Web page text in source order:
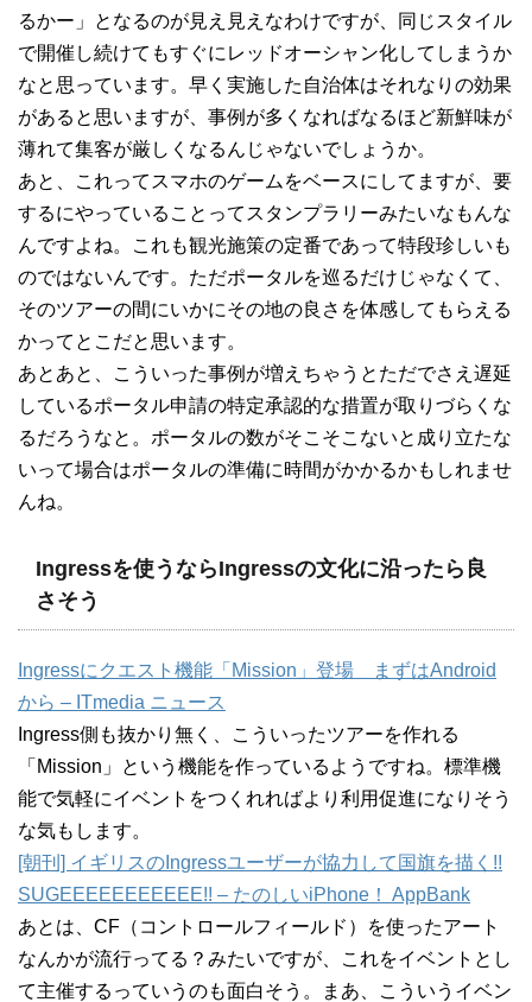
るかー」となるのが見え見えなわけですが、同じスタイル
で開催し続けてもすぐにレッドオーシャン化してしまうか
なと思っています。早く実施した自治体はそれなりの効果
があると思いますが、事例が多くなればなるほど新鮮味が
薄れて集客が厳しくなるんじゃないでしょうか。
あと、これってスマホのゲームをベースにしてますが、要
するにやっていることってスタンプラリーみたいなもんな
んですよね。これも観光施策の定番であって特段珍しいも
のではないんです。ただポータルを巡るだけじゃなくて、
そのツアーの間にいかにその地の良さを体感してもらえる
かってとこだと思います。
あとあと、こういった事例が増えちゃうとただでさえ遅延
しているポータル申請の特定承認的な措置が取りづらくな
るだろうなと。ポータルの数がそこそこないと成り立たな
いって場合はポータルの準備に時間がかかるかもしれませ
んね。
Ingressを使うならIngressの文化に沿ったら良
さそう
Ingressにクエスト機能「Mission」登場 まずはAndroid
から – ITmedia ニュース
Ingress側も抜かり無く、こういったツアーを作れる
「Mission」という機能を作っているようですね。標準機
能で気軽にイベントをつくれればより利用促進になりそう
な気もします。
[朝刊] イギリスのIngressユーザーが協力して国旗を描く!!
SUGEEEEEEEEEEE!! – たのしいiPhone！ AppBank
あとは、CF（コントロールフィールド）を使ったアート
なんかが流行ってる？みたいですが、これをイベントとし
て主催するっていうのも面白そう。まあ、こういうイベン